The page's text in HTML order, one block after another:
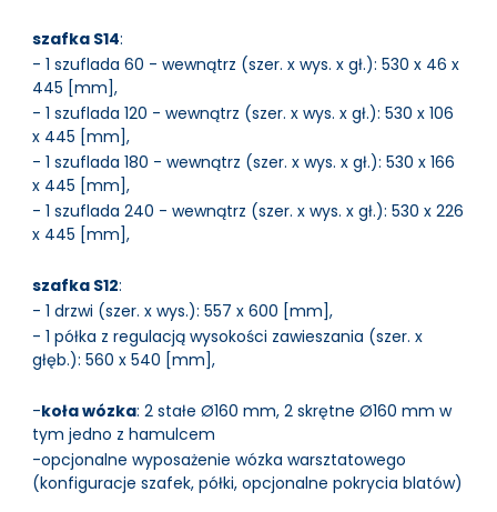
szafka S14:
- 1 szuflada 60 - wewnątrz (szer. x wys. x gł.): 530 x 46 x
445 [mm],
- 1 szuflada 120 - wewnątrz (szer. x wys. x gł.): 530 x 106
x 445 [mm],
- 1 szuflada 180 - wewnątrz (szer. x wys. x gł.): 530 x 166
x 445 [mm],
- 1 szuflada 240 - wewnątrz (szer. x wys. x gł.): 530 x 226
x 445 [mm],
szafka S12:
- 1 drzwi (szer. x wys.): 557 x 600 [mm],
- 1 półka z regulacją wysokości zawieszania (szer. x
głęb.): 560 x 540 [mm],
-koła wózka: 2 stałe Ø160 mm, 2 skrętne Ø160 mm w
tym jedno z hamulcem
-opcjonalne wyposażenie wózka warsztatowego
(konfiguracje szafek, półki, opcjonalne pokrycia blatów)